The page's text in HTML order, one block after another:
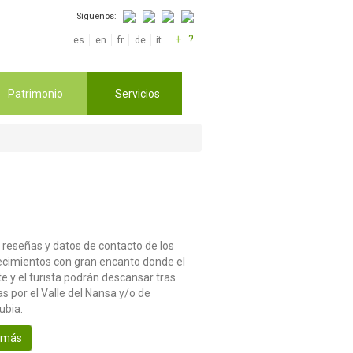
Síguenos:
es en fr de it + ?
Patrimonio Servicios
reseñas y datos de contacto de los
con gran encanto donde el
y el turista podrán descansar tras
por el Valle del Nansa y/o de